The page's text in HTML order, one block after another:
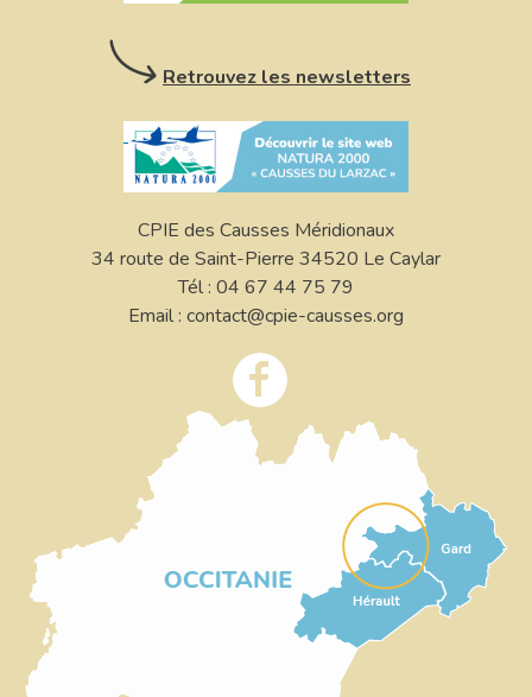
Retrouvez les newsletters
CPIE des Causses Méridionaux
34 route de Saint-Pierre 34520 Le Caylar
Tél : 04 67 44 75 79
Email : contact@cpie-causses.org